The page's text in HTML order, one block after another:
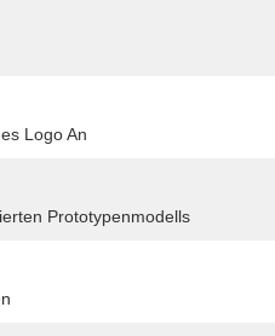
Logo An
Prototypenmodells